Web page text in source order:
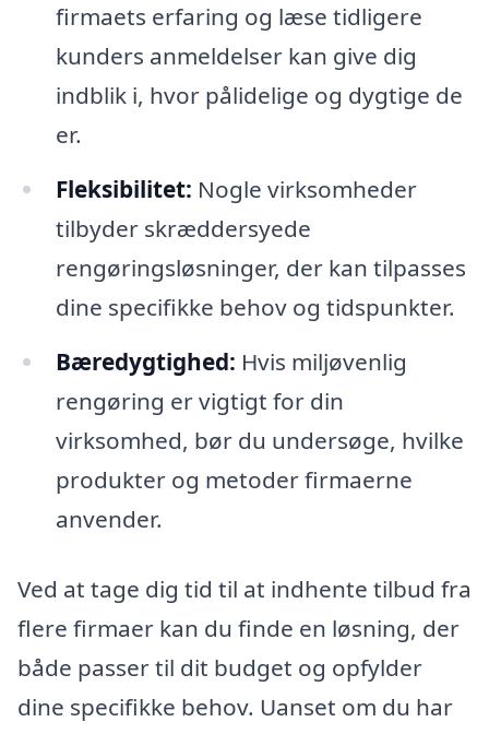
firmaets erfaring og læse tidligere
kunders anmeldelser kan give dig
indblik i, hvor pålidelige og dygtige de
er.
Fleksibilitet: Nogle virksomheder
tilbyder skræddersyede
rengøringsløsninger, der kan tilpasses
dine specifikke behov og tidspunkter.
Bæredygtighed: Hvis miljøvenlig
rengøring er vigtigt for din
virksomhed, bør du undersøge, hvilke
produkter og metoder firmaerne
anvender.
Ved at tage dig tid til at indhente tilbud fra
flere firmaer kan du finde en løsning, der
både passer til dit budget og opfylder
dine specifikke behov. Uanset om du har